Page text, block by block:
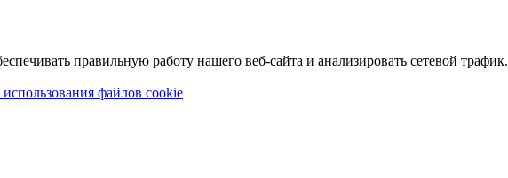
правильную работу нашего веб-сайта и анализировать сетевой трафик.
файлов cookie